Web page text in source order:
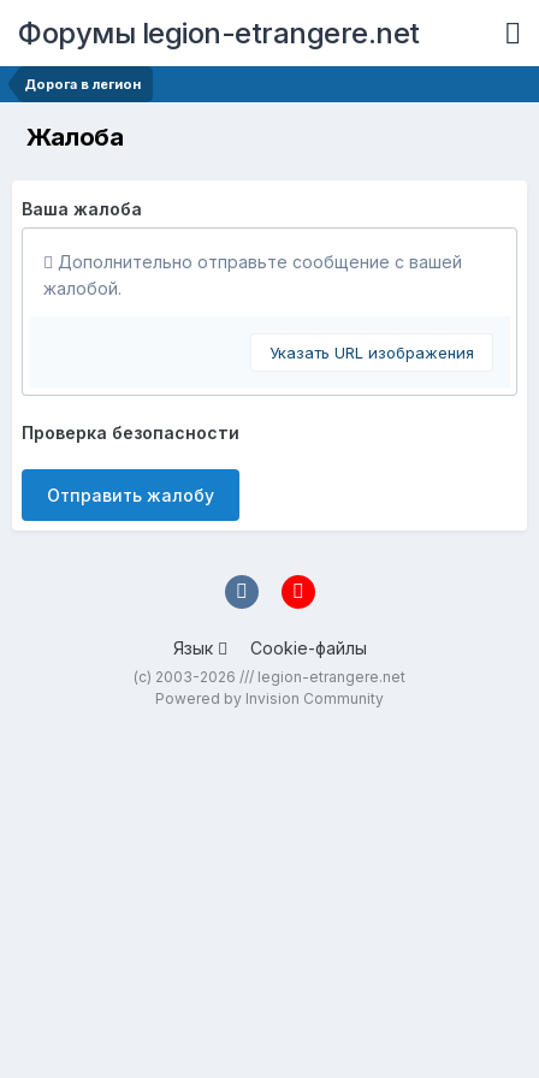
Форумы legion-etrangere.net
Дорога в легион
Жалоба
Ваша жалоба
Дополнительно отправьте сообщение с вашей
жалобой.
Указать URL изображения
Проверка безопасности
Отправить жалобу
Язык Cookie-файлы
(c) 2003-2026 /// legion-etrangere.net
Powered by Invision Community